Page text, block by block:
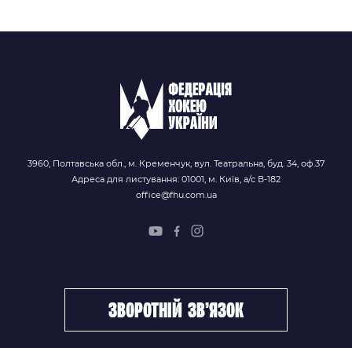
3960, Полтавська обл., м. Кременчук, вул. Театральна, буд. 34, оф.37
Адреса для листування: 01001, м. Київ, а/с В-182
office@fhu.com.ua
зворотній зв’язок